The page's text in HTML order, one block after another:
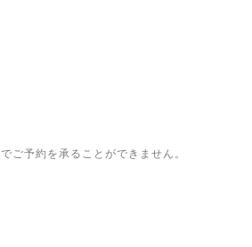
ご予約を承ることができません。